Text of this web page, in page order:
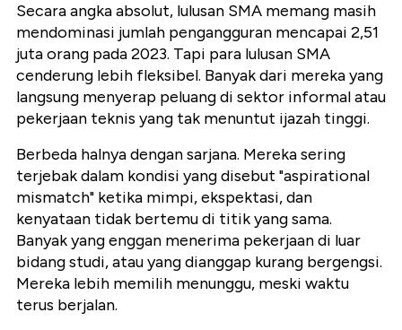
Secara angka absolut, lulusan SMA memang masih
mendominasi jumlah pengangguran mencapai 2,51
juta orang pada 2023. Tapi para lulusan SMA
cenderung lebih fleksibel. Banyak dari mereka yang
langsung menyerap peluang di sektor informal atau
pekerjaan teknis yang tak menuntut ijazah tinggi.
Berbeda halnya dengan sarjana. Mereka sering
terjebak dalam kondisi yang disebut "aspirational
mismatch" ketika mimpi, ekspektasi, dan
kenyataan tidak bertemu di titik yang sama.
Banyak yang enggan menerima pekerjaan di luar
bidang studi, atau yang dianggap kurang bergengsi.
Mereka lebih memilih menunggu, meski waktu
terus berjalan.